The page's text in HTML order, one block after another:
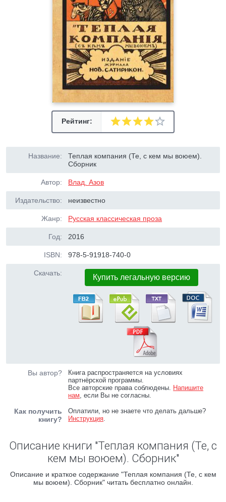
Рейтинг:
Название:
Теплая компания (Те, с кем мы воюем).
Сборник
Автор: Влад. Азов
Издательство: неизвестно
Жанр: Русская классическая проза
Год: 2016
ISBN: 978-5-91918-740-0
Скачать: Купить легальную версию
Вы автор?
Книга распространяется на условиях
партнёрской программы.
Все авторские права соблюдены. Напишите
нам, если Вы не согласны.
Как получить
книгу?
Оплатили, но не знаете что делать дальше?
Инструкция.
Описание книги "Теплая компания (Те, с
кем мы воюем). Сборник"
Описание и краткое содержание "Теплая компания (Те, с кем
мы воюем). Сборник" читать бесплатно онлайн.